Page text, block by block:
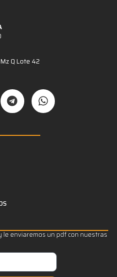
Q Lote 42
enviaremos un pdf con nuestras